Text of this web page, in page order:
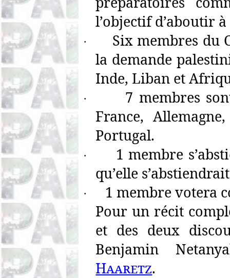
l’objectif d’aboutir
·
Six membres du
la demande
Inde, Liban et
·
7 membres
France,
Portugal.
·
1 membre
qu’elle s’abstiendrait
·
1 membre votera
Pour un récit
et des deux
Benjamin
Haaretz.